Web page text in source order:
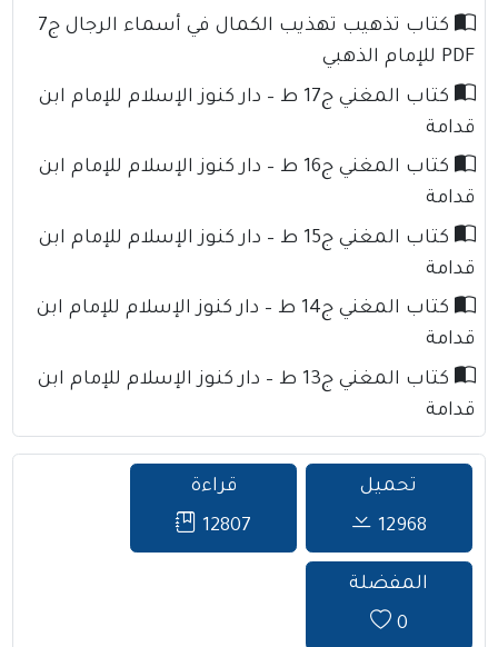
كتاب تذهيب تهذيب الكمال في أسماء الرجال ج7
PDF للإمام الذهبي
كتاب المغني ج17 ط – دار كنوز الإسلام للإمام ابن
قدامة
كتاب المغني ج16 ط – دار كنوز الإسلام للإمام ابن
قدامة
كتاب المغني ج15 ط – دار كنوز الإسلام للإمام ابن
قدامة
كتاب المغني ج14 ط – دار كنوز الإسلام للإمام ابن
قدامة
كتاب المغني ج13 ط – دار كنوز الإسلام للإمام ابن
قدامة
تحميل
12968
قراءة
12807
المفضلة
0